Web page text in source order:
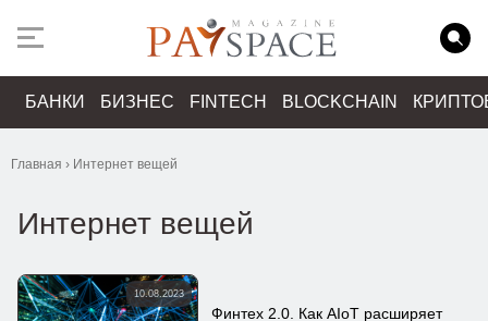
БАНКИ БИЗНЕС FINTECH BLOCKCHAIN
Главная › Интернет вещей
Интернет вещей
10.08.2023
Финтех 2.0. Как AIoT расширяет